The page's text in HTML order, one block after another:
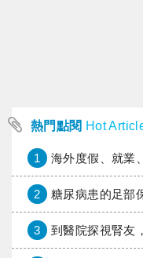
熱門點閱 Hot
1 海外度假、就業、遊學保障加
2 糖尿病患的足部
3 到醫院探視腎友